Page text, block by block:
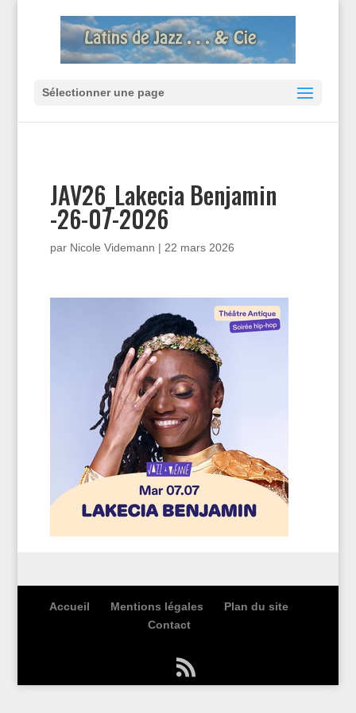
Sélectionner une page
JAV26_Lakecia Benjamin
-26-07-2026
par Nicole Videmann | 22 mars 2026
Accueil Mentions légales
Plan du site
Contact